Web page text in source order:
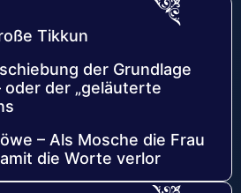
Tikkun
der Grundlage
oder der „geläuterte
– Als Mosche die Frau
die Worte verlor